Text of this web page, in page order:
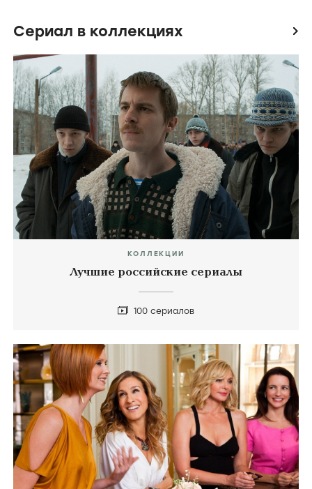
Космическая собака Лида Балет Тальков
Сериал в коллекциях icon
КОЛЛЕКЦИИ
Лучшие российские сериалы
100 сериалов